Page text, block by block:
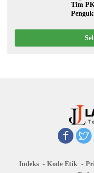
Tim
Indeks Kode Etik